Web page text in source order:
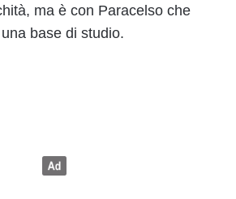
ma è con Paracelso che
base di studio.